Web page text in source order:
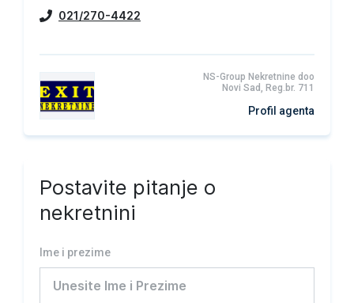
021/270-4422
NS-Group Nekretnine doo
Novi Sad, Reg.br. 711
Profil agenta
Postavite pitanje o
nekretnini
Ime i prezime